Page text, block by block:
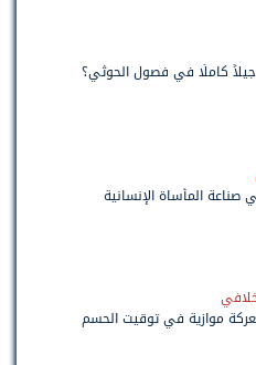
كاملًا في فصول الحوثي؟
المأساة الإنسانية
موازية في توقيت الحسم